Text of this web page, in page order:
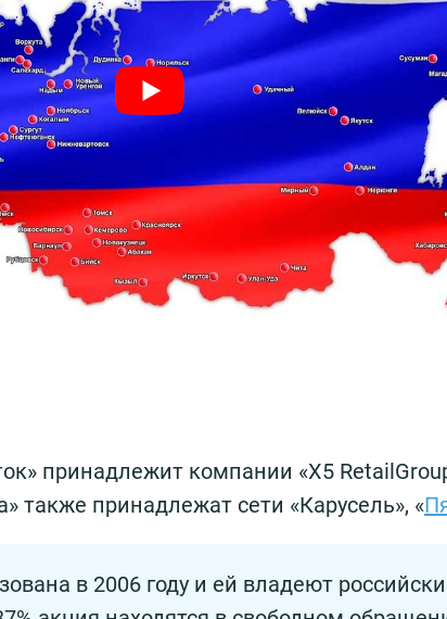
принадлежит компании «X5
также принадлежат сети «Карусель», «
в 2006 году и ей владеют